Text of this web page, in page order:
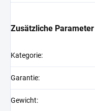
Zusätzliche Parameter
Kategorie:
Garantie:
Gewicht: